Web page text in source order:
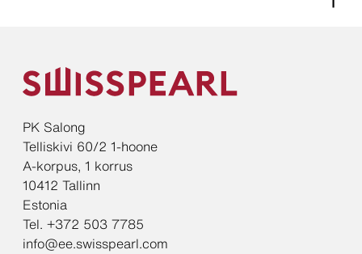
PK Salong
Telliskivi 60/2 1-hoone
A-korpus, 1 korrus
10412 Tallinn
Estonia
Tel. +372 503 7785
info@ee.swisspearl.com